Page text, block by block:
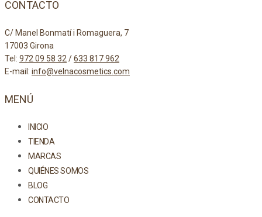
CONTACTO
C/ Manel Bonmatí i Romaguera, 7
17003 Girona
Tel: 972 09 58 32/633 817 962
E-mail: info@velnacosmetics.com
MENÚ
INICIO
TIENDA
MARCAS
QUIÉNES SOMOS
BLOG
CONTACTO